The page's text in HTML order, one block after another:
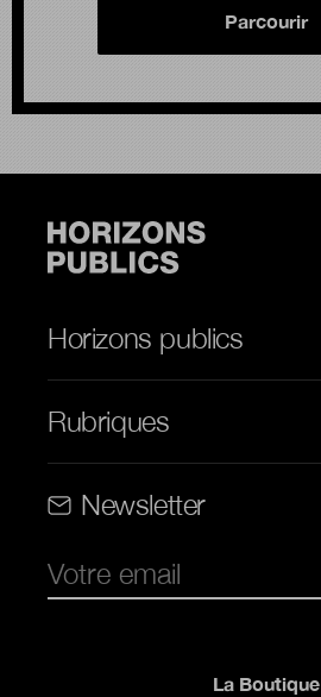
Parcourir
Horizons publics
Rubriques
Newsletter
La Boutique